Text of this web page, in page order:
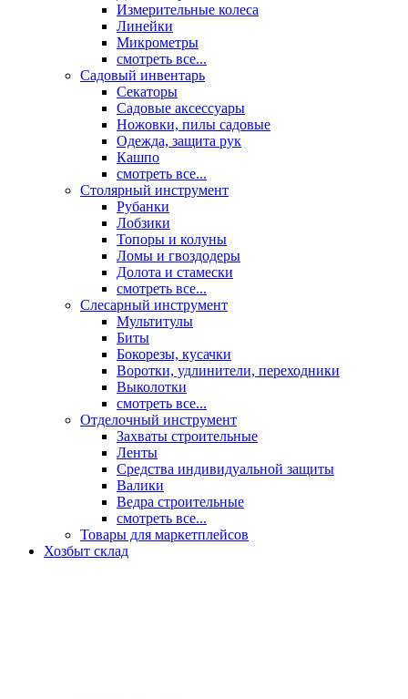
Измерительные колеса
Линейки
Микрометры
смотреть все...
Садовый инвентарь
Секаторы
Садовые аксессуары
Ножовки, пилы садовые
Одежда, защита рук
Кашпо
смотреть все...
Столярный инструмент
Рубанки
Лобзики
Топоры и колуны
Ломы и гвоздодеры
Долота и стамески
смотреть все...
Слесарный инструмент
Мультитулы
Биты
Бокорезы, кусачки
Воротки, удлинители, переходники
Выколотки
смотреть все...
Отделочный инструмент
Захваты строительные
Ленты
Средства индивидуальной защиты
Валики
Ведра строительные
смотреть все...
Товары для маркетплейсов
Хозбыт склад